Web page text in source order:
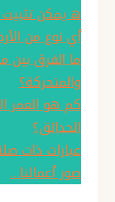
ه يمكن
أي نوع من
ما الفرق بين
والمتحركة؟
كم هو العمر
الحدائق؟
عبارات ذات
صور أعمالنا…